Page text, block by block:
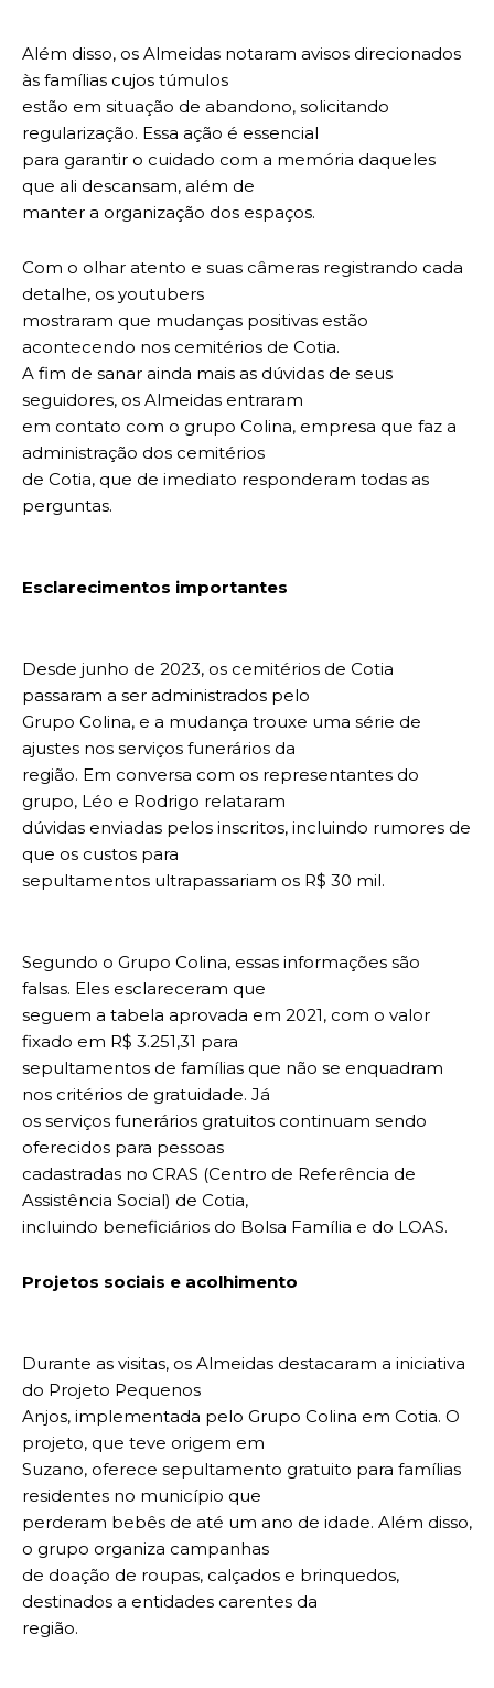
Além disso, os Almeidas notaram avisos direcionados
às famílias cujos túmulos
estão em situação de abandono, solicitando
regularização. Essa ação é essencial
para garantir o cuidado com a memória daqueles
que ali descansam, além de
manter a organização dos espaços.
Com o olhar atento e suas câmeras registrando cada
detalhe, os youtubers
mostraram que mudanças positivas estão
acontecendo nos cemitérios de Cotia.
A fim de sanar ainda mais as dúvidas de seus
seguidores, os Almeidas entraram
em contato com o grupo Colina, empresa que faz a
administração dos cemitérios
de Cotia, que de imediato responderam todas as
perguntas.
Esclarecimentos importantes
Desde junho de 2023, os cemitérios de Cotia
passaram a ser administrados pelo
Grupo Colina, e a mudança trouxe uma série de
ajustes nos serviços funerários da
região. Em conversa com os representantes do
grupo, Léo e Rodrigo relataram
dúvidas enviadas pelos inscritos, incluindo rumores de
que os custos para
sepultamentos ultrapassariam os R$ 30 mil.
Segundo o Grupo Colina, essas informações são
falsas. Eles esclareceram que
seguem a tabela aprovada em 2021, com o valor
fixado em R$ 3.251,31 para
sepultamentos de famílias que não se enquadram
nos critérios de gratuidade. Já
os serviços funerários gratuitos continuam sendo
oferecidos para pessoas
cadastradas no CRAS (Centro de Referência de
Assistência Social) de Cotia,
incluindo beneficiários do Bolsa Família e do LOAS.
Projetos sociais e acolhimento
Durante as visitas, os Almeidas destacaram a iniciativa
do Projeto Pequenos
Anjos, implementada pelo Grupo Colina em Cotia. O
projeto, que teve origem em
Suzano, oferece sepultamento gratuito para famílias
residentes no município que
perderam bebês de até um ano de idade. Além disso,
o grupo organiza campanhas
de doação de roupas, calçados e brinquedos,
destinados a entidades carentes da
região.